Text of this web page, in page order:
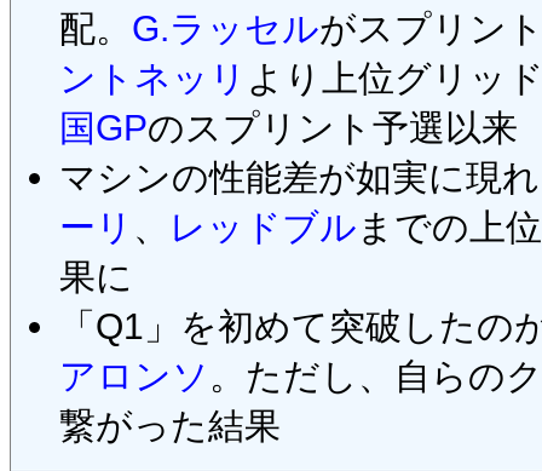
配。 G.ラッセルがスプリン
ントネッリ より上位グリッ
国GPのスプリント予選以来
マシンの性能差が如実に現
ーリ 、 レッドブル までの上
果に
「Q1」を初めて突破したの
アロンソ 。ただし、自らの
繋がった結果